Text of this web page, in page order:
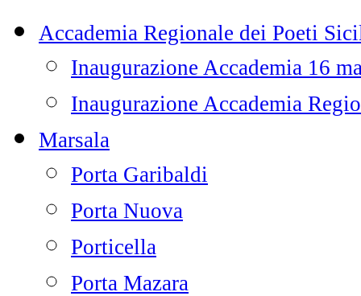
Accademia Regionale dei Poeti
Inaugurazione Accademia 16
Inaugurazione Accademia
Marsala
Porta Garibaldi
Porta Nuova
Porticella
Porta Mazara